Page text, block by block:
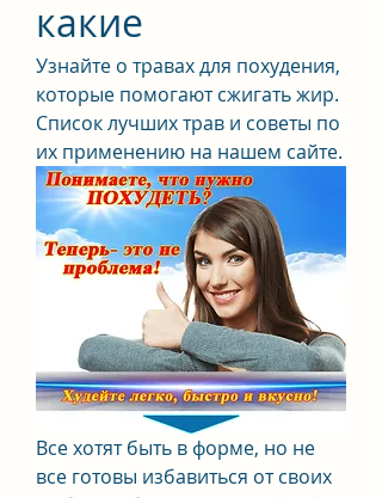
какие
Узнайте о травах для похудения,
которые помогают сжигать жир.
Список лучших трав и советы по
их применению на нашем сайте.
Все хотят быть в форме, но не
все готовы избавиться от своих